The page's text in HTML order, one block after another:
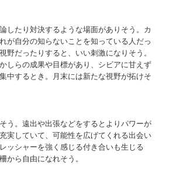
したり対決するような場面がありそう。カ
が自分の知らないことを知っている人だっ
野だったりすると、いい刺激になりそう。
しらの成果や目標があり、シビアに甘えず
中するとき。月末には新たな視野が拓けそ
う。遠出や出張などをするとよりパワーが
実していて、可能性を広げてくれる出会い
ッシャーを強く感じる付き合いも生じる
から自由になれそう。